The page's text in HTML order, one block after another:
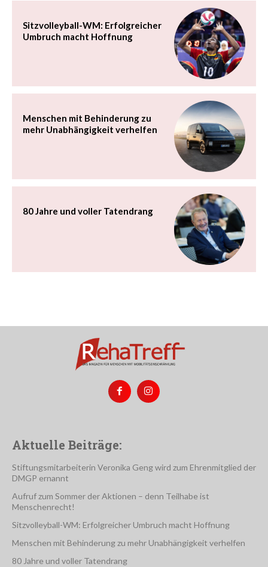
Sitzvolleyball-WM: Erfolgreicher
Umbruch macht Hoffnung
Menschen mit Behinderung zu
mehr Unabhängigkeit verhelfen
80 Jahre und voller Tatendrang
Aktuelle Beiträge:
Stiftungsmitarbeiterin Veronika Geng wird zum Ehrenmitglied der
DMGP ernannt
Aufruf zum Sommer der Aktionen – denn Teilhabe ist
Menschenrecht!
Sitzvolleyball-WM: Erfolgreicher Umbruch macht Hoffnung
Menschen mit Behinderung zu mehr Unabhängigkeit verhelfen
80 Jahre und voller Tatendrang